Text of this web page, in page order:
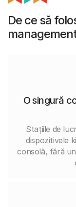
De ce să
O singură
Stațiile de
dispozitivele
consolă, fără